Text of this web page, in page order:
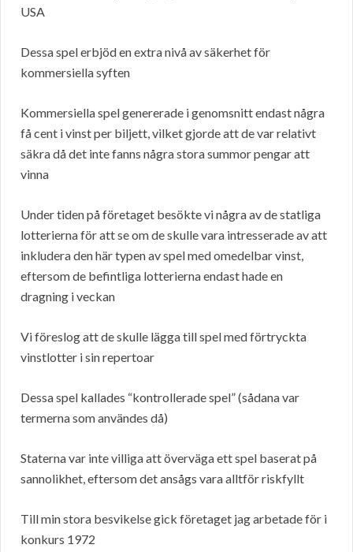
USA
Dessa spel erbjöd en extra nivå av säkerhet för
kommersiella syften
Kommersiella spel genererade i genomsnitt endast några
få cent i vinst per biljett, vilket gjorde att de var relativt
säkra då det inte fanns några stora summor pengar att
vinna
Under tiden på företaget besökte vi några av de statliga
lotterierna för att se om de skulle vara intresserade av att
inkludera den här typen av spel med omedelbar vinst,
eftersom de befintliga lotterierna endast hade en
dragning i veckan
Vi föreslog att de skulle lägga till spel med förtryckta
vinstlotter i sin repertoar
Dessa spel kallades “kontrollerade spel” (sådana var
termerna som användes då)
Staterna var inte villiga att överväga ett spel baserat på
sannolikhet, eftersom det ansågs vara alltför riskfyllt
Till min stora besvikelse gick företaget jag arbetade för i
konkurs 1972